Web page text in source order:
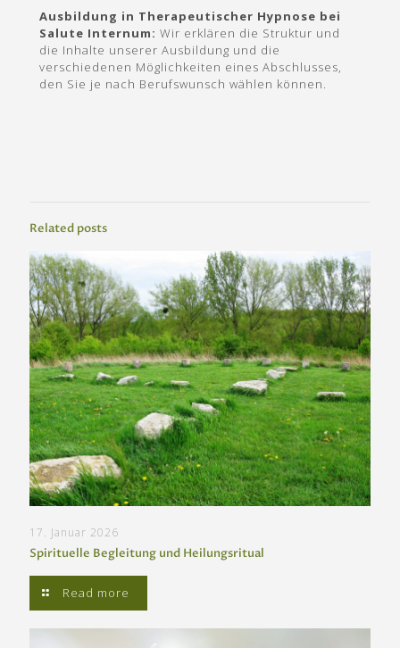
Ausbildung in Therapeutischer Hypnose bei
Salute Internum: Wir erklären die Struktur und
die Inhalte unserer Ausbildung und die
verschiedenen Möglichkeiten eines Abschlusses,
den Sie je nach Berufswunsch wählen können.
Related posts
17. Januar 2026
Spirituelle Begleitung und Heilungsritual
Read more